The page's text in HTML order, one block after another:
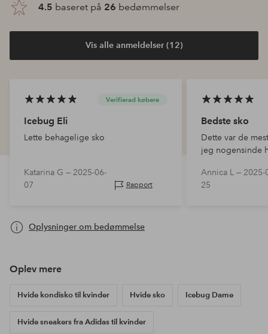
4.5 baseret på 26 bedømmelser
Vis alle anmeldelser (12)
Verifierad købere
Icebug Eli
Lette behagelige sko
Katarina G — 2025-06-
07
Rapport
Bedste sko
Dette var de
jeg nogensinde
Annica L — 2025-
25
Oplysninger om bedømmelse
Oplev mere
Hvide kondisko til kvinder Hvide sko Icebug Dame
Hvide sneakers fra Adidas til kvinder